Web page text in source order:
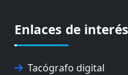
EXPOLOGÍSTICA
FEVATRANS
FITRANS
GIZLOGA
Enlaces de interés
Tacógrafo digital